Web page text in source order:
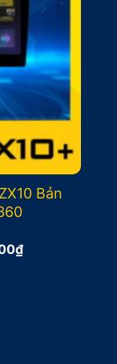
Bản
₫Giá